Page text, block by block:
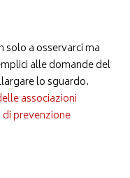
solo a osservarci ma
alle domande del
lo sguardo.
associazioni
prevenzione